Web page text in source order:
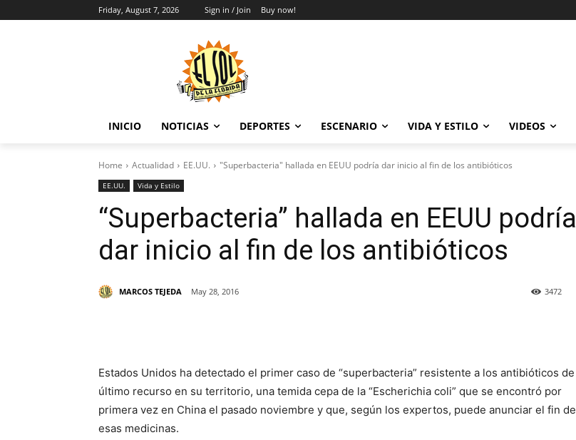
Friday, August 7, 2026 Sign in / Join Buy now!
INICIO NOTICIAS DEPORTES ESCENARIO VIDA Y ESTILO VIDEOS
Home Actualidad EE.UU. "Superbacteria" hallada en EEUU podría dar inicio al fin de los antibióticos
EE.UU. Vida y Estilo
“Superbacteria” hallada en EEUU podría
dar inicio al fin de los antibióticos
MARCOS TEJEDA May 28, 2016 3472
Estados Unidos ha detectado el primer caso de “superbacteria” resistente a los antibióticos de
último recurso en su territorio, una temida cepa de la “Escherichia coli” que se encontró por
primera vez en China el pasado noviembre y que, según los expertos, puede anunciar el fin de
esas medicinas.